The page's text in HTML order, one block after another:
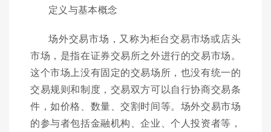
定义与基本概念
场外交易市场，又称为柜台交易市场或店头
市场，是指在证券交易所之外进行的交易市场。
这个市场上没有固定的交易场所，也没有统一的
交易规则和制度，交易双方可以自行协商交易条
件，如价格、数量、交割时间等。场外交易市场
的参与者包括金融机构、企业、个人投资者等，